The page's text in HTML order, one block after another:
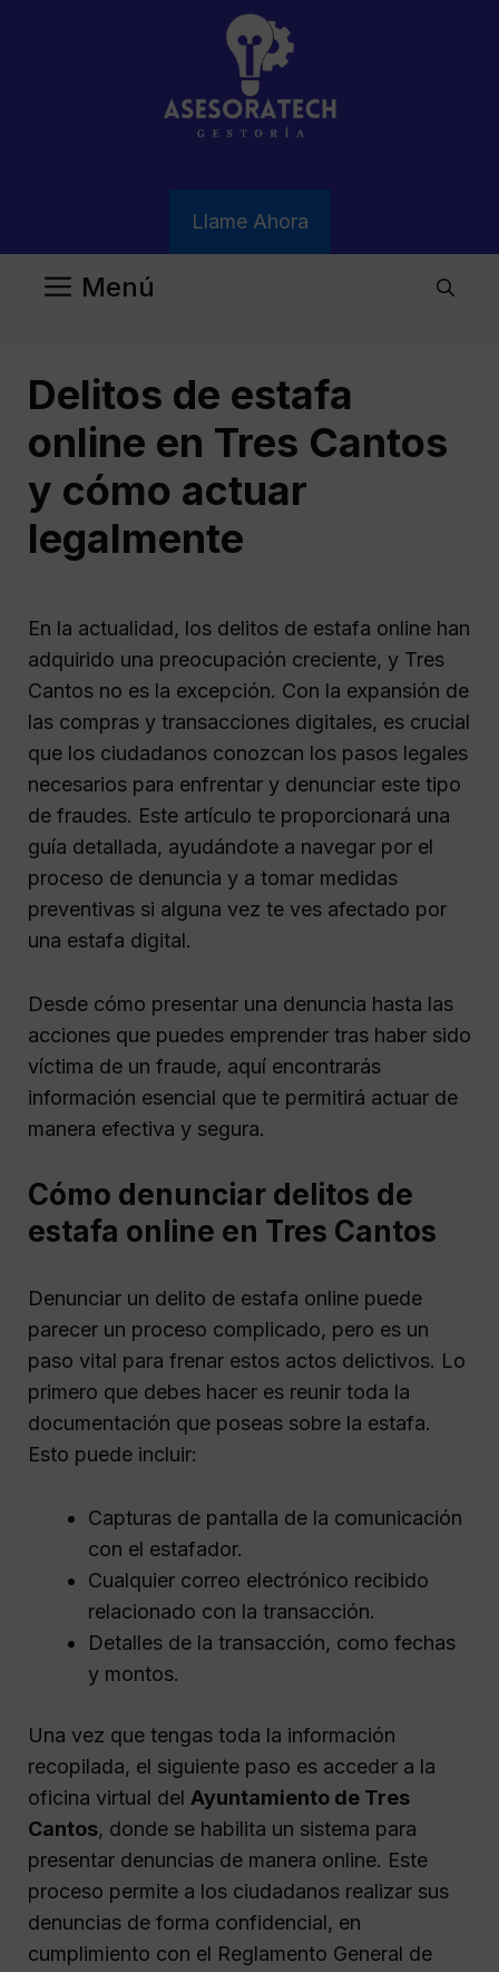
Llame Ahora
Menú
Delitos de estafa
online en Tres Cantos
y cómo actuar
legalmente
En la actualidad, los delitos de estafa online han
adquirido una preocupación creciente, y Tres
Cantos no es la excepción. Con la expansión de
las compras y transacciones digitales, es crucial
que los ciudadanos conozcan los pasos legales
necesarios para enfrentar y denunciar este tipo
de fraudes. Este artículo te proporcionará una
guía detallada, ayudándote a navegar por el
proceso de denuncia y a tomar medidas
preventivas si alguna vez te ves afectado por
una estafa digital.
Desde cómo presentar una denuncia hasta las
acciones que puedes emprender tras haber sido
víctima de un fraude, aquí encontrarás
información esencial que te permitirá actuar de
manera efectiva y segura.
Cómo denunciar delitos de
estafa online en Tres Cantos
Denunciar un delito de estafa online puede
parecer un proceso complicado, pero es un
paso vital para frenar estos actos delictivos. Lo
primero que debes hacer es reunir toda la
documentación que poseas sobre la estafa.
Esto puede incluir:
Capturas de pantalla de la comunicación
con el estafador.
Cualquier correo electrónico recibido
relacionado con la transacción.
Detalles de la transacción, como fechas
y montos.
Una vez que tengas toda la información
recopilada, el siguiente paso es acceder a la
oficina virtual del Ayuntamiento de Tres
Cantos, donde se habilita un sistema para
presentar denuncias de manera online. Este
proceso permite a los ciudadanos realizar sus
denuncias de forma confidencial, en
cumplimiento con el Reglamento General de